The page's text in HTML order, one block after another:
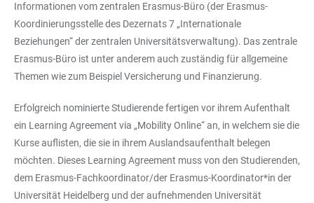
Informationen vom zentralen Erasmus-Büro (der Erasmus-
Koordinierungsstelle des Dezernats 7 „Internationale
Beziehungen“ der zentralen Universitätsverwaltung). Das zentrale
Erasmus-Büro ist unter anderem auch zuständig für allgemeine
Themen wie zum Beispiel Versicherung und Finanzierung.
Erfolgreich nominierte Studierende fertigen vor ihrem Aufenthalt
ein Learning Agreement via „Mobility Online“ an, in welchem sie die
Kurse auflisten, die sie in ihrem Auslandsaufenthalt belegen
möchten. Dieses Learning Agreement muss von den Studierenden,
dem Erasmus-Fachkoordinator/der Erasmus-Koordinator*in der
Universität Heidelberg und der aufnehmenden Universität